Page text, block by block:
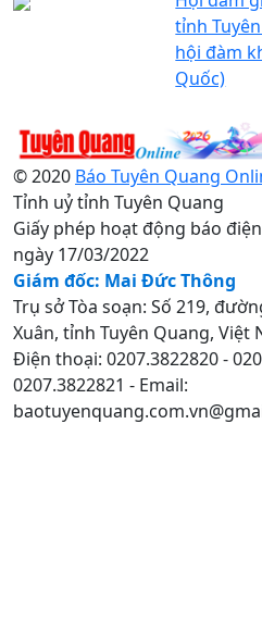
tỉnh
hội đàm
Quốc)
© 2020 Báo Tuyên Quang
Tỉnh uỷ tỉnh Tuyên Quang
Giấy phép hoạt động báo
ngày 17/03/2022
Giám đốc: Mai Đức Thông
Trụ sở Tòa soạn: Số 219,
Xuân, tỉnh Tuyên Quang, Việt
Điện thoại: 0207.3822820 -
0207.3822821 - Email: